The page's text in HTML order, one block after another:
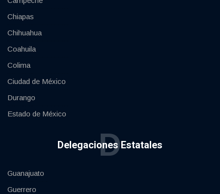
Chiapas
Chihuahua
Coahuila
Colima
Ciudad de México
Durango
Estado de México
Delegaciones Estatales
D
Guanajuato
Guerrero